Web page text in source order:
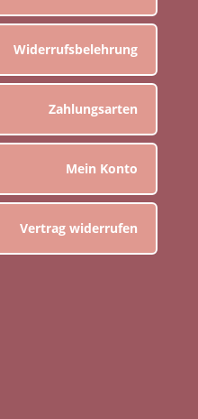
Widerrufsbelehrung
Zahlungsarten
Mein Konto
Vertrag widerrufen